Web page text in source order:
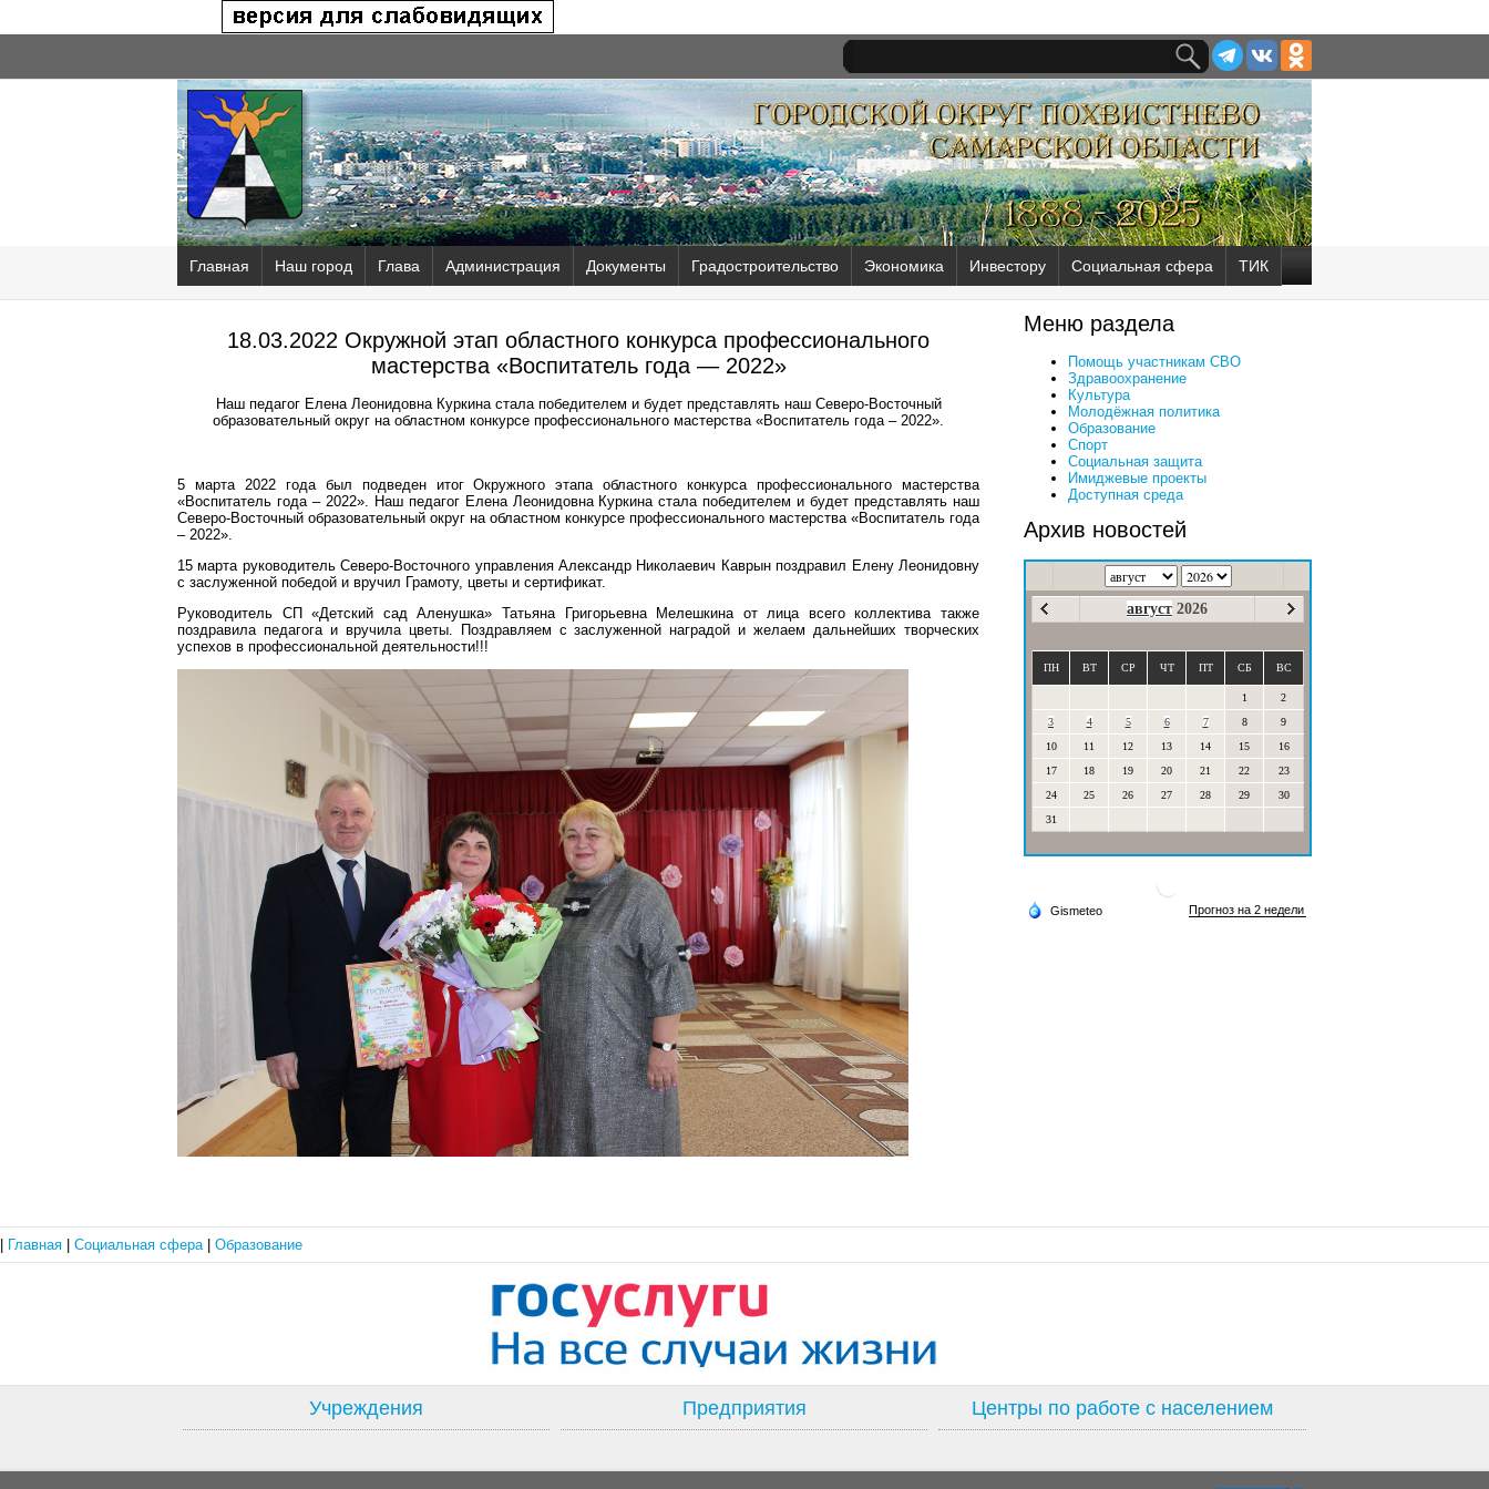
Главная Наш город Глава Администрация Документы Градостроительство Экономика Инвестору Социальная сфера ТИК
18.03.2022 Окружной этап областного конкурса профессионального
мастерства «Воспитатель года — 2022»
Наш педагог Елена Леонидовна Куркина стала победителем и будет представлять наш Северо-Восточный
образовательный округ на областном конкурсе профессионального мастерства «Воспитатель года – 2022».
5 марта 2022 года был подведен итог Окружного этапа областного конкурса профессионального мастерства
«Воспитатель года – 2022». Наш педагог Елена Леонидовна Куркина стала победителем и будет представлять наш
Северо-Восточный образовательный округ на областном конкурсе профессионального мастерства «Воспитатель года
– 2022».
15 марта руководитель Северо-Восточного управления Александр Николаевич Каврын поздравил Елену Леонидовну
с заслуженной победой и вручил Грамоту, цветы и сертификат.
Руководитель СП «Детский сад Аленушка» Татьяна Григорьевна Мелешкина от лица всего коллектива также
поздравила педагога и вручила цветы. Поздравляем с заслуженной наградой и желаем дальнейших творческих
успехов в профессиональной деятельности!!!
Меню раздела
Помощь участникам СВО
Здравоохранение
Культура
Молодёжная политика
Образование
Спорт
Социальная защита
Имиджевые проекты
Доступная среда
Архив новостей
август 2026
ПН ВТ СР ЧТ ПТ СБ ВС
1
2
3
4 5 6 7 8
9
10
11 12 13 14 15
16
17
18 19 20 21 22
23
24
25 26 27 28 29
30
31
Главная Социальная сфера Образование
Учреждения Предприятия Центры по работе с населением